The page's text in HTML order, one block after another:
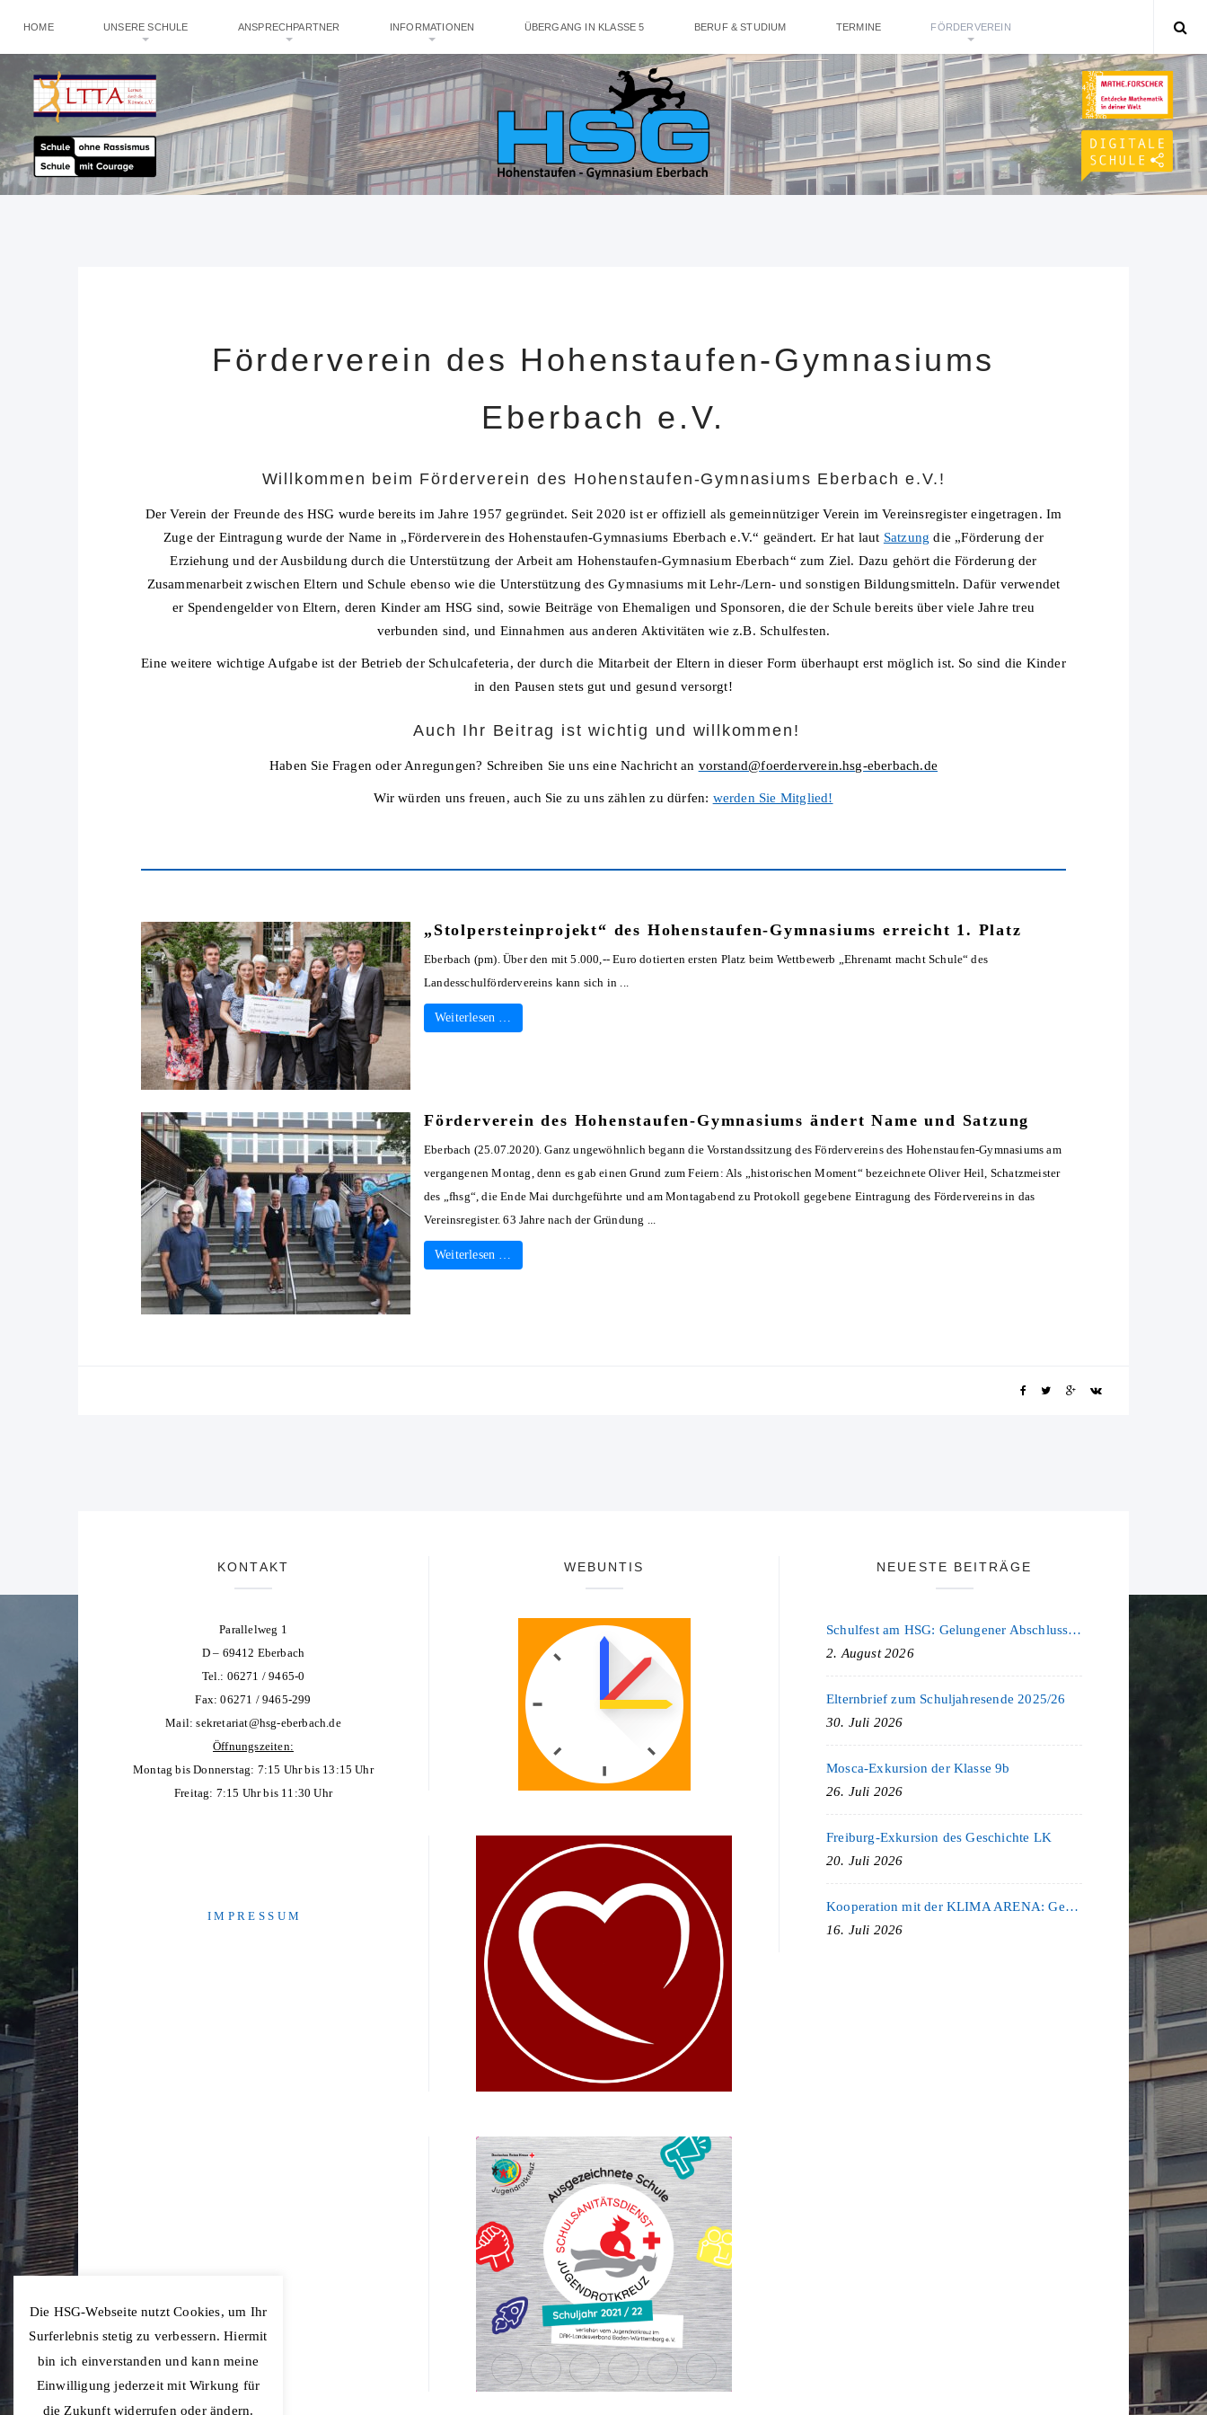
HOME UNSERE SCHULE ANSPRECHPARTNER INFORMATIONEN ÜBERGANG IN KLASSE 5 BERUF & STUDIUM TERMINE FÖRDERVEREIN
Förderverein des Hohenstaufen-Gymnasiums
Eberbach e.V.
Willkommen beim Förderverein des Hohenstaufen-Gymnasiums Eberbach e.V.!
Der Verein der Freunde des HSG wurde bereits im Jahre 1957 gegründet. Seit 2020 ist er offiziell als gemeinnütziger Verein im Vereinsregister eingetragen. Im
Zuge der Eintragung wurde der Name in „Förderverein des Hohenstaufen-Gymnasiums Eberbach e.V.“ geändert. Er hat laut Satzung die „Förderung der
Erziehung und der Ausbildung durch die Unterstützung der Arbeit am Hohenstaufen-Gymnasium Eberbach“ zum Ziel. Dazu gehört die Förderung der
Zusammenarbeit zwischen Eltern und Schule ebenso wie die Unterstützung des Gymnasiums mit Lehr-/Lern- und sonstigen Bildungsmitteln. Dafür verwendet
er Spendengelder von Eltern, deren Kinder am HSG sind, sowie Beiträge von Ehemaligen und Sponsoren, die der Schule bereits über viele Jahre treu
verbunden sind, und Einnahmen aus anderen Aktivitäten wie z.B. Schulfesten.
Eine weitere wichtige Aufgabe ist der Betrieb der Schulcafeteria, der durch die Mitarbeit der Eltern in dieser Form überhaupt erst möglich ist. So sind die Kinder
in den Pausen stets gut und gesund versorgt!
Auch Ihr Beitrag ist wichtig und willkommen!
Haben Sie Fragen oder Anregungen? Schreiben Sie uns eine Nachricht an vorstand@foerderverein.hsg-eberbach.de
Wir würden uns freuen, auch Sie zu uns zählen zu dürfen: werden Sie Mitglied!
„Stolpersteinprojekt“ des Hohenstaufen-Gymnasiums erreicht 1. Platz
Eberbach (pm). Über den mit 5.000,-- Euro dotierten ersten Platz beim Wettbewerb „Ehrenamt macht Schule“ des
Landesschulfördervereins kann sich in ...
Weiterlesen …
Förderverein des Hohenstaufen-Gymnasiums ändert Name und Satzung
Eberbach (25.07.2020). Ganz ungewöhnlich begann die Vorstandssitzung des Fördervereins des Hohenstaufen-Gymnasiums am
vergangenen Montag, denn es gab einen Grund zum Feiern: Als „historischen Moment“ bezeichnete Oliver Heil, Schatzmeister
des „fhsg“, die Ende Mai durchgeführte und am Montagabend zu Protokoll gegebene Eintragung des Fördervereins in das
Vereinsregister. 63 Jahre nach der Gründung ...
Weiterlesen …
KONTAKT
Parallelweg 1
D – 69412 Eberbach
Tel.: 06271 / 9465-0
Fax: 06271 / 9465-299
Mail:sekretariat@hsg-eberbach.de
Öffnungszeiten:
Montag bis Donnerstag: 7:15 Uhr bis 13:15 Uhr
Freitag: 7:15 Uhr bis 11:30 Uhr
I M P R E S S U M
WEBUNTIS NEUESTE BEITRÄGE
Schulfest am HSG: Gelungener Abschluss eines ereignisreichen Schuljahres
2. August 2026
Elternbrief zum Schuljahresende 2025/26
30. Juli 2026
Mosca-Exkursion der Klasse 9b
26. Juli 2026
Freiburg-Exkursion des Geschichte LK
20. Juli 2026
Kooperation mit der KLIMA ARENA: Gemeinsam für Nachhaltigkeit und Klimaschutz
16. Juli 2026
Die HSG-Webseite nutzt Cookies, um Ihr
Surferlebnis stetig zu verbessern. Hiermit
bin ich einverstanden und kann meine
Einwilligung jederzeit mit Wirkung für
die Zukunft widerrufen oder ändern.